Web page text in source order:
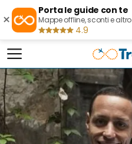
×
Porta le guide con te
Mappe offline, sconti e altro
4.9